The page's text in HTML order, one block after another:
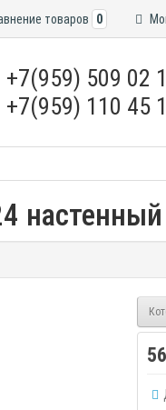
товаров 0
+7(959) 509 02
+7(959) 110 45
настенный